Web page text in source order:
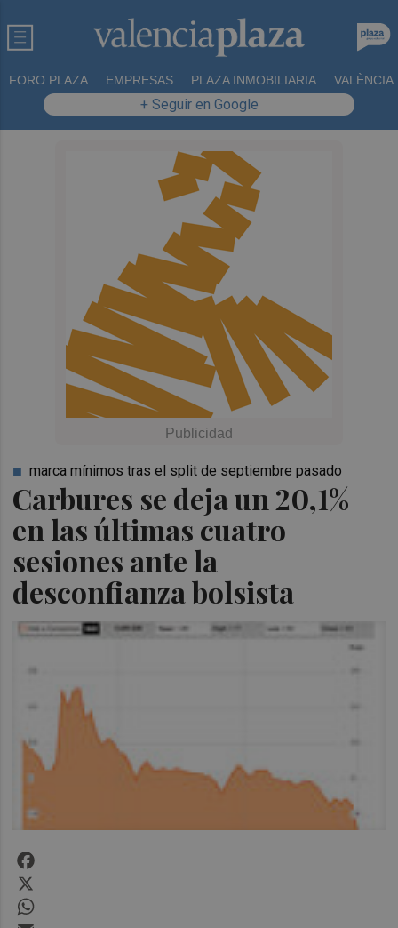
FORO PLAZA EMPRESAS PLAZA INMOBILIARIA VALÈNCIA
+ Seguir en Google
Carbures se deja un 20,1%
en las últimas cuatro
sesiones ante la
desconfianza bolsista
marca mínimos tras el split de septiembre pasado